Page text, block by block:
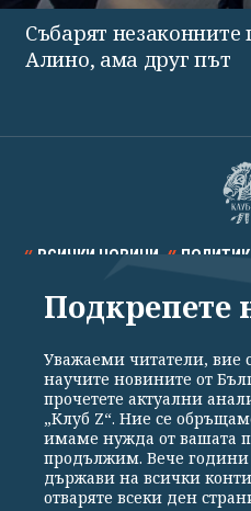
Събарят незаконните
Алино, ама друг път
ВСИЧКИ НОВИНИ
СПОРТ КУЛТУРА
Общи условия
Реклама
Партньори
Подкрепете
Уважаеми читатели, вие
научите новините от
прочетете актуални
„Клуб Z“. Ние се
имаме нужда от вашата
продължим. Вече години
държави на всички
отваряте всеки ден